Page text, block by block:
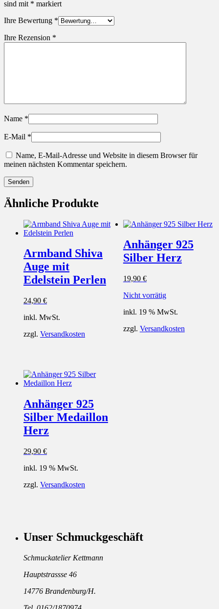
sind mit * markiert
Ihre Bewertung *
Ihre Rezension *
Name *
E-Mail *
Name, E-Mail-Adresse und Website in diesem Browser für
meinen nächsten Kommentar speichern.
Ähnliche Produkte
Armband Shiva
Auge mit
Edelstein Perlen
24,90 €
inkl. MwSt.
zzgl. Versandkosten
Anhänger 925
Silber Herz
19,90 €
Nicht vorrätig
inkl. 19 % MwSt.
zzgl. Versandkosten
Anhänger 925
Silber Medaillon
Herz
29,90 €
inkl. 19 % MwSt.
zzgl. Versandkosten
Unser Schmuckgeschäft
Schmuckatelier Kettmann
Hauptstrassse 46
14776 Brandenburg/H.